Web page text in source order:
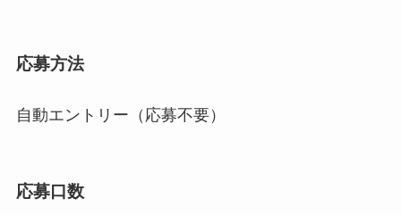
応募方法
自動エントリー（応募不要）
応募口数